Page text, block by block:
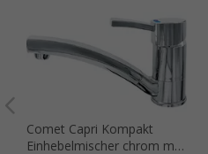
Comet Capri Kompakt
Einhebelmischer chrom mit